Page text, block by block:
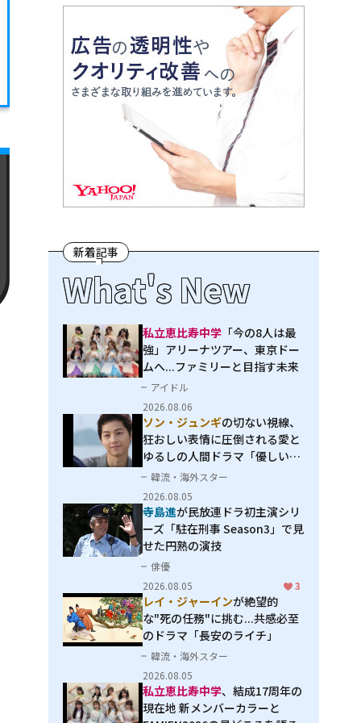
新着記事
What's New
私立恵比寿中学 「今の8人は最
強」アリーナツアー、東京ドー
ムへ...ファミリーと目指す未来
アイドル
2026.08.06
ソン・ジュンギの切ない視線、
狂おしい表情に圧倒される――愛と
ゆるしの人間ドラマ「優しい
男」
韓流・海外スター
2026.08.05
寺島進が民放連ドラ初主演シリ
ーズ「駐在刑事 Season3」で見
せた円熟の演技
俳優
2026.08.05
3
レイ・ジャーインが絶望的
な"死の任務"に挑む...共感必至
のドラマ「長安のライチ」
韓流・海外スター
2026.08.05
私立恵比寿中学、結成17周年の
現在地 新メンバーカラーと